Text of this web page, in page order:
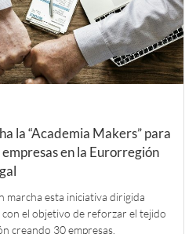
la “Academia Makers” para
en la Eurorregión
marcha esta iniciativa dirigida
con el objetivo de reforzar el tejido
creando 30 empresas.